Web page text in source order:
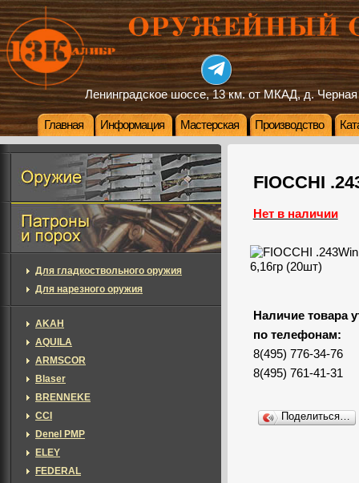
Ленинградское шоссе, 13 км. от МКАД, д. Черная
Главная Информация Мастерская Производство
FIOCCHI
Нет в наличии
Наличие товара
по телефонам:
8(495) 776-34-76
8(495) 761-41-31
Поделиться…
Для гладкоствольного оружия
Для нарезного оружия
AKAH
AQUILA
ARMSCOR
Blaser
BRENNEKE
CCI
Denel PMP
ELEY
FEDERAL